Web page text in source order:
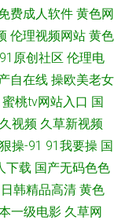
费成人软件 黄色网
伦理视频网站 黄色
91原创社区 伦理电
自在线 操欧美老女
蜜桃tv网站入口 国
视频 久草新视频
操-91 91我要操 国
下载 国产无码色色
日韩精品高清 黄色
一级电影 久草网